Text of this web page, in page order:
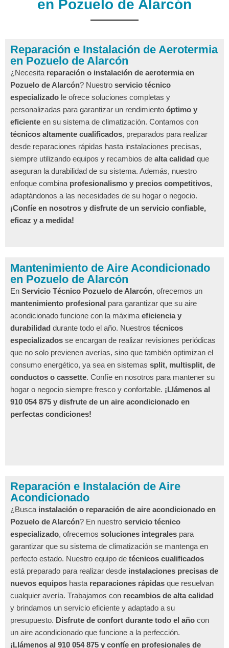
en Pozuelo de Alarcón
Reparación e Instalación de Aerotermia
en Pozuelo de Alarcón
¿Necesita reparación o instalación de aerotermia en
Pozuelo de Alarcón? Nuestro servicio técnico
especializado le ofrece soluciones completas y
personalizadas para garantizar un rendimiento óptimo y
eficiente en su sistema de climatización. Contamos con
técnicos altamente cualificados, preparados para realizar
desde reparaciones rápidas hasta instalaciones precisas,
siempre utilizando equipos y recambios de alta calidad que
aseguran la durabilidad de su sistema. Además, nuestro
enfoque combina profesionalismo y precios competitivos,
adaptándonos a las necesidades de su hogar o negocio.
¡Confíe en nosotros y disfrute de un servicio confiable,
eficaz y a medida!
Mantenimiento de Aire Acondicionado
en Pozuelo de Alarcón
En Servicio Técnico Pozuelo de Alarcón, ofrecemos un
mantenimiento profesional para garantizar que su aire
acondicionado funcione con la máxima eficiencia y
durabilidad durante todo el año. Nuestros técnicos
especializados se encargan de realizar revisiones periódicas
que no solo previenen averías, sino que también optimizan el
consumo energético, ya sea en sistemas split, multisplit, de
conductos o cassette. Confíe en nosotros para mantener su
hogar o negocio siempre fresco y confortable. ¡Llámenos al
910 054 875 y disfrute de un aire acondicionado en
perfectas condiciones!
Reparación e Instalación de Aire
Acondicionado
¿Busca instalación o reparación de aire acondicionado en
Pozuelo de Alarcón? En nuestro servicio técnico
especializado, ofrecemos soluciones integrales para
garantizar que su sistema de climatización se mantenga en
perfecto estado. Nuestro equipo de técnicos cualificados
está preparado para realizar desde instalaciones precisas de
nuevos equipos hasta reparaciones rápidas que resuelvan
cualquier avería. Trabajamos con recambios de alta calidad
y brindamos un servicio eficiente y adaptado a su
presupuesto. Disfrute de confort durante todo el año con
un aire acondicionado que funcione a la perfección.
¡Llámenos al 910 054 875 y confíe en profesionales de